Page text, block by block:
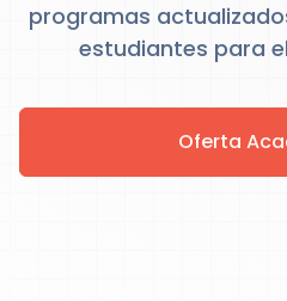
programas
estudiantes para
Oferta